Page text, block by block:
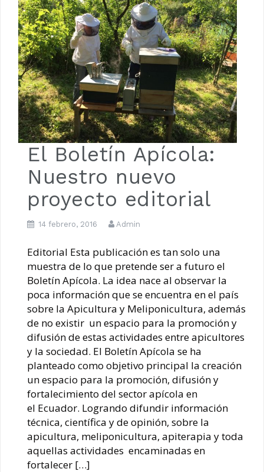
El Boletín Apícola:
Nuestro nuevo
proyecto editorial
14 febrero, 2016 Admin
Editorial Esta publicación es tan solo una
muestra de lo que pretende ser a futuro el
Boletín Apícola. La idea nace al observar la
poca información que se encuentra en el país
sobre la Apicultura y Meliponicultura, además
de no existir un espacio para la promoción y
difusión de estas actividades entre apicultores
y la sociedad. El Boletín Apícola se ha
planteado como objetivo principal la creación
un espacio para la promoción, difusión y
fortalecimiento del sector apícola en
el Ecuador. Logrando difundir información
técnica, científica y de opinión, sobre la
apicultura, meliponicultura, apiterapia y toda
aquellas actividades encaminadas en
fortalecer […]